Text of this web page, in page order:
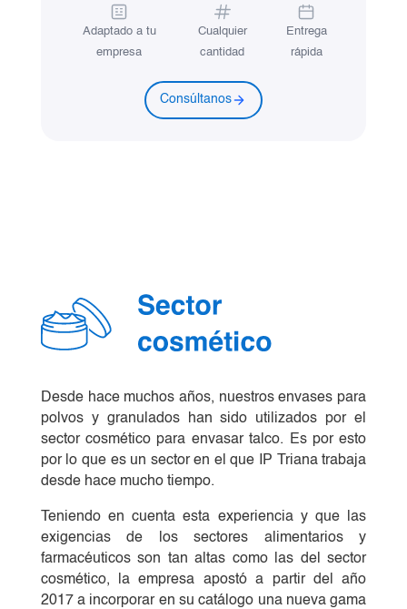
Adaptado a tu
empresa
Cualquier
cantidad
Entrega
rápida
Consúltanos
Desde hace muchos años, nuestros envases para
polvos y granulados han sido utilizados por el
sector cosmético para envasar talco. Es por esto
por lo que es un sector en el que IP Triana trabaja
desde hace mucho tiempo.
Teniendo en cuenta esta experiencia y que las
exigencias de los sectores alimentarios y
farmacéuticos son tan altas como las del sector
cosmético, la empresa apostó a partir del año
2017 a incorporar en su catálogo una nueva gama